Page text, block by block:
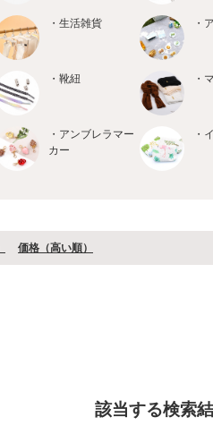
・生活雑貨 ・
・靴紐 ・
・アンブレラマー
カー
・
価格（⾼い順）
該当する検索